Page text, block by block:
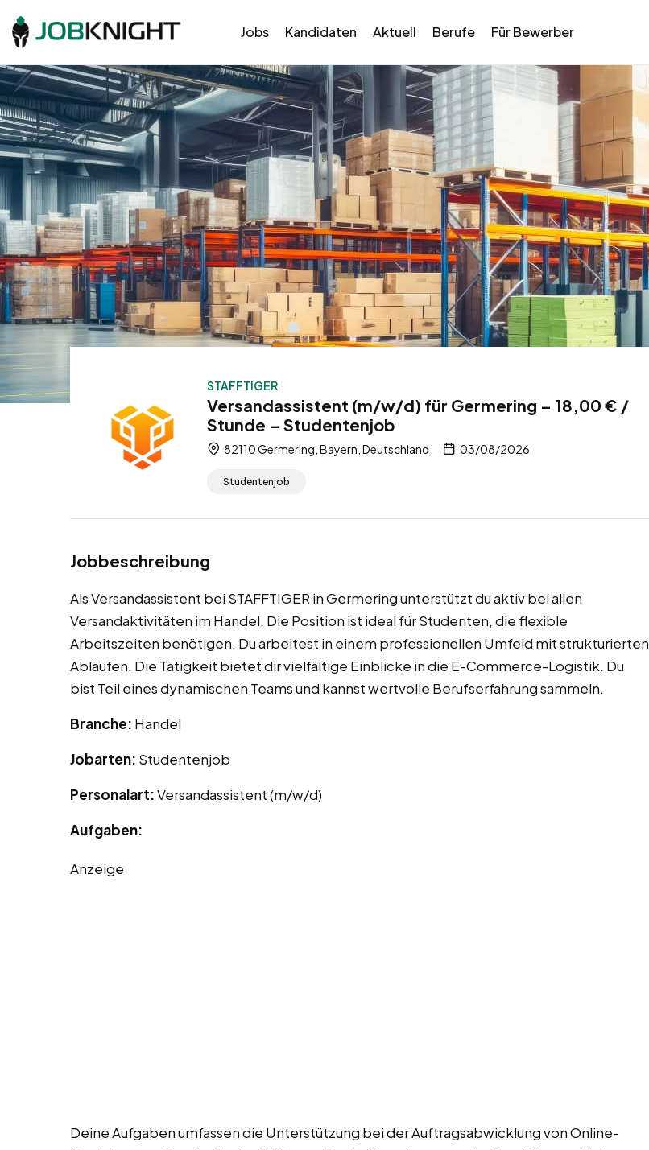
Jobs Kandidaten Aktuell Berufe Für Bewerber
STAFFTIGER
Versandassistent (m/w/d) für Germering – 18,00 € /
Stunde – Studentenjob
82110 Germering, Bayern, Deutschland 03/08/2026
Studentenjob
Jobbeschreibung
Als Versandassistent bei STAFFTIGER in Germering unterstützt du aktiv bei allen
Versandaktivitäten im Handel. Die Position ist ideal für Studenten, die flexible
Arbeitszeiten benötigen. Du arbeitest in einem professionellen Umfeld mit strukturierten
Abläufen. Die Tätigkeit bietet dir vielfältige Einblicke in die E-Commerce-Logistik. Du
bist Teil eines dynamischen Teams und kannst wertvolle Berufserfahrung sammeln.
Branche: Handel
Jobarten: Studentenjob
Personalart:Versandassistent (m/w/d)
Aufgaben:
Anzeige
Deine Aufgaben umfassen die Unterstützung bei der Auftragsabwicklung von Online-